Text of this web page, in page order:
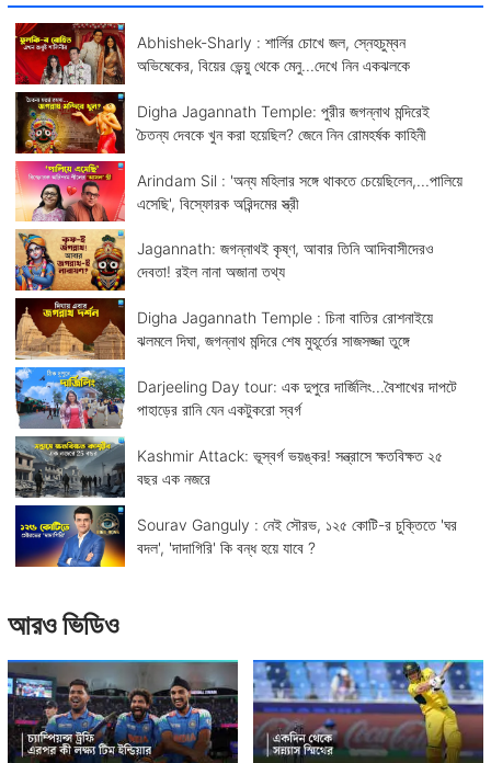
Abhishek-Sharly : শার্লির চোখে জল, স্নেহচুম্বন
অভিষেকের, বিয়ের ভেন্য়ু থেকে মেনু...দেখে নিন একঝলকে
Digha Jagannath Temple: পুরীর জগন্নাথ মন্দিরেই
চৈতন্য দেবকে খুন করা হয়েছিল? জেনে নিন রোমহর্ষক কাহিনী
Arindam Sil : 'অন্য মহিলার সঙ্গে থাকতে চেয়েছিলেন,...পালিয়ে
এসেছি', বিস্ফোরক অরিন্দমের স্ত্রী
Jagannath: জগন্নাথই কৃষ্ণ, আবার তিনি আদিবাসীদেরও
দেবতা! রইল নানা অজানা তথ্য
Digha Jagannath Temple : চিনা বাতির রোশনাইয়ে
ঝলমলে দিঘা, জগন্নাথ মন্দিরে শেষ মুহূর্তের সাজসজ্জা তুঙ্গে
Darjeeling Day tour: এক দুপুরে দার্জিলিং...বৈশাখের দাপটে
পাহাড়ের রানি যেন একটুকরো স্বর্গ
Kashmir Attack: ভূস্বর্গ ভয়ঙ্কর! সন্ত্রাসে ক্ষতবিক্ষত ২৫
বছর এক নজরে
Sourav Ganguly : নেই সৌরভ, ১২৫ কোটি-র চুক্তিতে 'ঘর
বদল', 'দাদাগিরি' কি বন্ধ হয়ে যাবে ?
আরও ভিডিও